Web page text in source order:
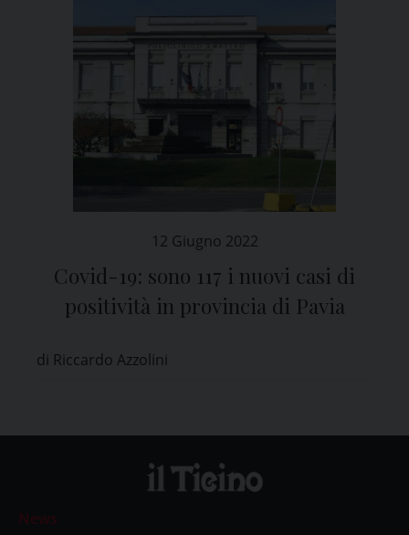
12 Giugno 2022
Covid-19: sono 117 i nuovi casi di
positività in provincia di Pavia
di Riccardo Azzolini
News